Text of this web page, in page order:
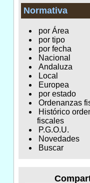
Normativa
por Área
por tipo
por fecha
Nacional
Andaluza
Local
Europea
por estado
Ordenanzas
Histórico
fiscales
P.G.O.U.
Novedades
Buscar